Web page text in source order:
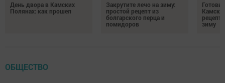
День двора в Камских
Полянах: как прошел
Закрутите лечо на зиму:
простой рецепт из
болгарского перца и
помидоров
зиму
ОБЩЕСТВО